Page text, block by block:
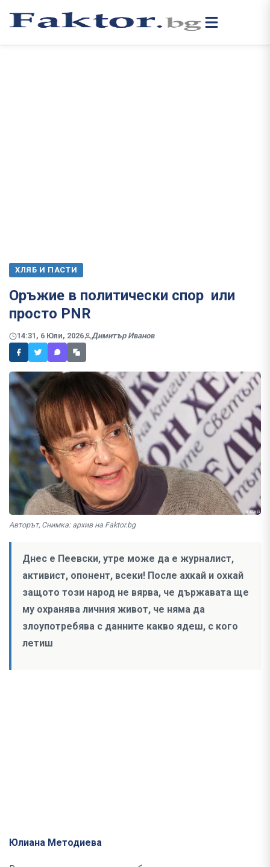
ХЛЯБ И ПАСТИ
Оръжие в политически спор или
просто PNR
14:31, 6 Юли, 2026 Димитър Иванов
Авторът, Снимка: архив на Faktor.bg
Днес е Пеевски, утре може да е журналист,
активист, опонент, всеки! После ахкай и охкай
защото този народ не вярва, че държавата ще
му охранява личния живот, че няма да
злоупотребява с данните какво ядеш, с кого
летиш
Юлиана Методиева